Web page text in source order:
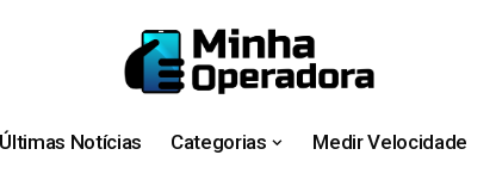
Últimas Notícias Categorias Medir Velocidade